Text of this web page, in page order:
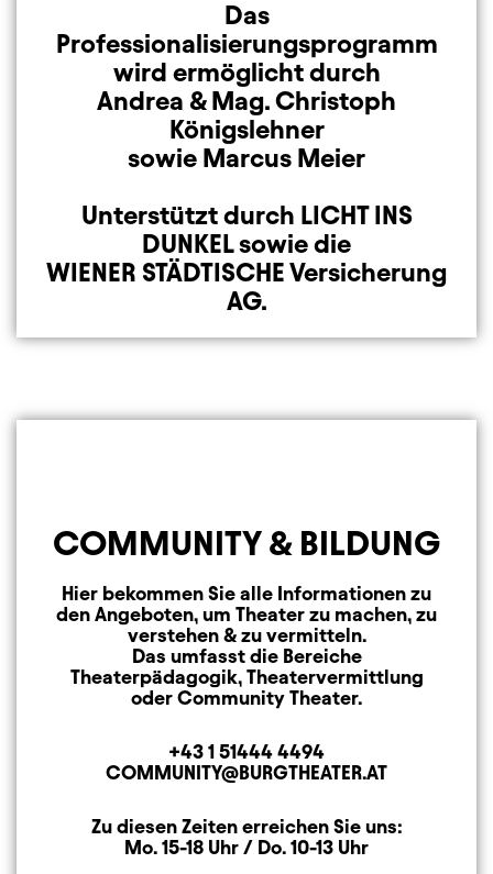
Das
Professionalisierungsprogramm
wird ermöglicht durch
Andrea & Mag. Christoph
Königslehner
sowie Marcus Meier
Unterstützt durch LICHT INS
DUNKEL sowie die
WIENER STÄDTISCHE Versicherung
AG.
COMMUNITY & BILDUNG
Hier bekommen Sie alle Informationen zu
den Angeboten, um Theater zu machen, zu
verstehen & zu vermitteln.
Das umfasst die Bereiche
Theaterpädagogik, Theatervermittlung
oder Community Theater.
Telephone
+43 1 51444 4494
E-MAIL ADDRESS
COMMUNITY@BURGTHEATER.AT
Mailing Address
Zu diesen Zeiten erreichen Sie uns:
Mo. 15-18 Uhr / Do. 10-13 Uhr